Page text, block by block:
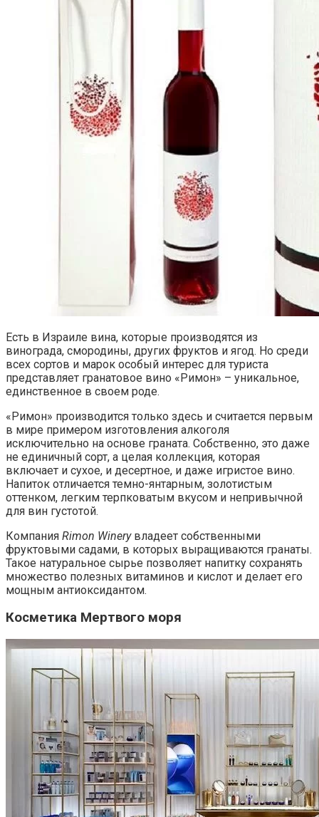
Есть в Израиле вина, которые производятся из
винограда, смородины, других фруктов и ягод. Но среди
всех сортов и марок особый интерес для туриста
представляет гранатовое вино «Римон» – уникальное,
единственное в своем роде.
«Римон» производится только здесь и считается первым
в мире примером изготовления алкоголя
исключительно на основе граната. Собственно, это даже
не единичный сорт, а целая коллекция, которая
включает и сухое, и десертное, и даже игристое вино.
Напиток отличается темно-янтарным, золотистым
оттенком, легким терпковатым вкусом и непривычной
для вин густотой.
Компания Rimon Wineryвладеет собственными
фруктовыми садами, в которых выращиваются гранаты.
Такое натуральное сырье позволяет напитку сохранять
множество полезных витаминов и кислот и делает его
мощным антиоксидантом.
Косметика Мертвого моря